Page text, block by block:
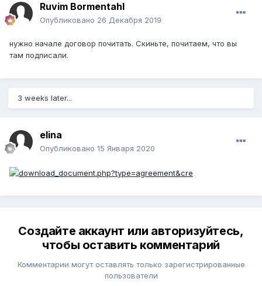
Ruvim Bormentahl
Опубликовано 26 Декабря 2019
нужно начале договор почитать. Скиньте, почитаем, что вы
там подписали.
3 weeks later...
elina
Опубликовано 15 Января 2020
Создайте аккаунт или авторизуйтесь,
чтобы оставить комментарий
Комментарии могут оставлять только зарегистрированные
пользователи